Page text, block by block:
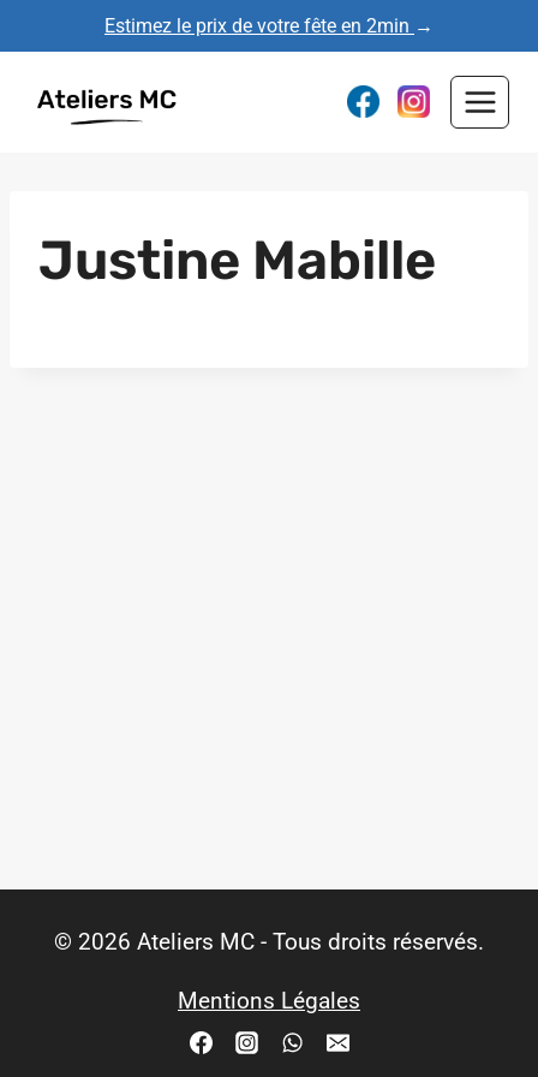
au
contenu
Estimez le prix de votre fête en 2min →
Justine Mabille
© 2026 Ateliers MC - Tous droits réservés.
Mentions Légales